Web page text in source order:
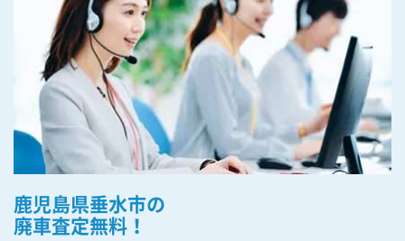
鹿児島県垂水市の
廃車査定無料！